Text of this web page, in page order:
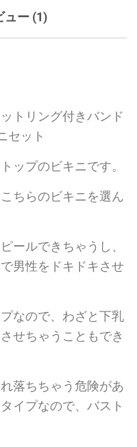
ュー (1)
トリング付きバンド
セット
ップのビキニです。
ちらのビキニを選ん
ールできちゃうし、
男性をドキドキさせ
なので、わざと下乳
せちゃうこともでき
落ちちゃう危険があ
イプなので、バスト